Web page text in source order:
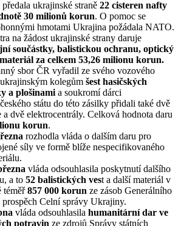
ukrajinské straně 22 cisteren nafty
30 milionů korun. O pomoc se
hmotami Ukrajina požádala NATO.
na žádost ukrajinské strany daruje
součástky, balistickou ochranu, optický
za celkem 53,26 milionu korun.
sbor ČR vyřadil ze svého vozového
kolegům šest hasičských
a plošinami a soukromí dárci
státu do této zásilky přidali také dvě
a dvě elektrocentrály. Celková hodnota daru
korun.
rozhodla vláda o dalším daru pro
síly ve formě blíže nespecifikovaného
vláda odsouhlasila poskytnutí dalšího
a to 52 balistických vest a další materiál v
téměř857 000 korun ze zásob Generálního
Celní správy Ukrajiny.
vláda odsouhlasila humanitární dar ve
potravin ze zdrojů Správy státních